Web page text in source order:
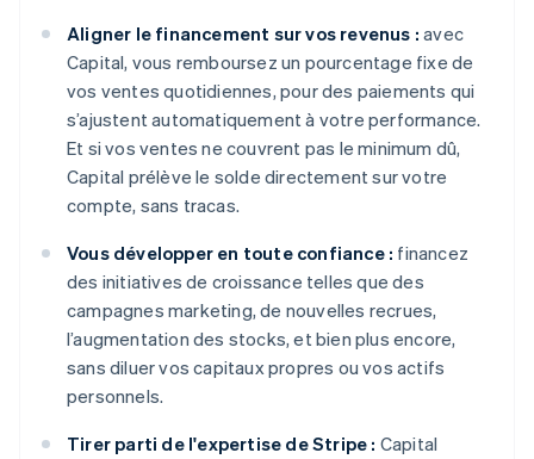
Aligner le financement sur vos revenus : avec
Capital, vous remboursez un pourcentage fixe de
vos ventes quotidiennes, pour des paiements qui
s’ajustent automatiquement à votre performance.
Et si vos ventes ne couvrent pas le minimum dû,
Capital prélève le solde directement sur votre
compte, sans tracas.
Vous développer en toute confiance : financez
des initiatives de croissance telles que des
campagnes marketing, de nouvelles recrues,
l’augmentation des stocks, et bien plus encore,
sans diluer vos capitaux propres ou vos actifs
personnels.
Tirer parti de l'expertise de Stripe : Capital